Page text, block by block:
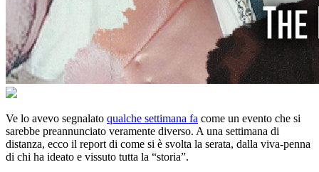
Ve lo avevo segnalato qualche settimana fa come un evento che si
sarebbe preannunciato veramente diverso. A una settimana di
distanza, ecco il report di come si è svolta la serata, dalla viva-penna
di chi ha ideato e vissuto tutta la “storia”.